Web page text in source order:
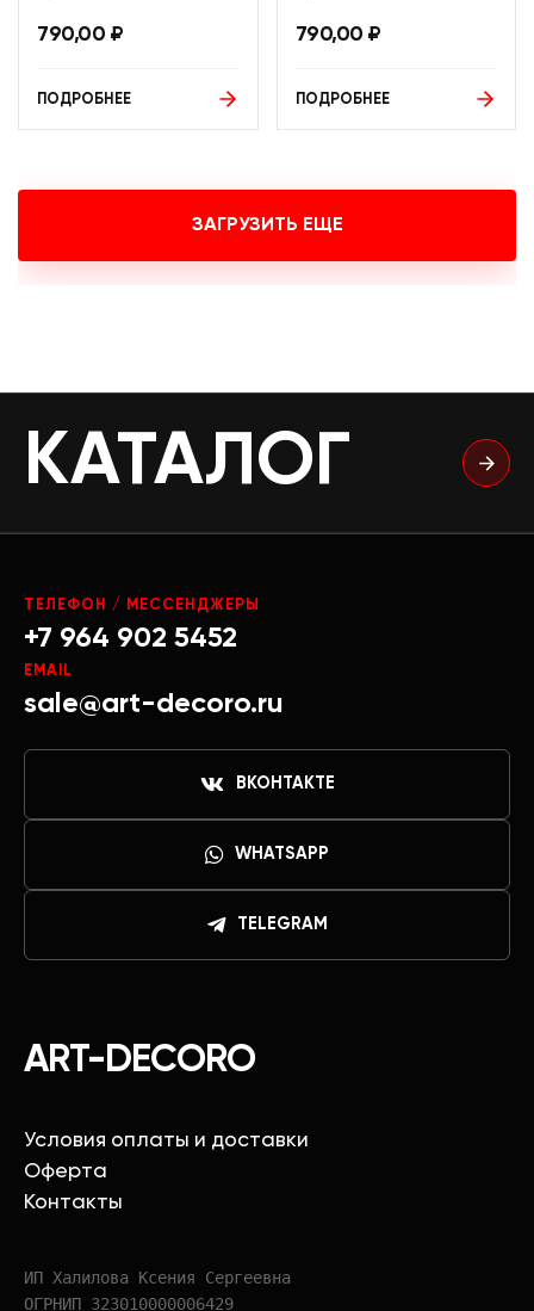
790,00 ₽
ПОДРОБНЕЕ
790,00 ₽
ПОДРОБНЕЕ
ЗАГРУЗИТЬ ЕЩЕ
КАТАЛОГ
ART-DECORO
Условия оплаты и доставки
Оферта
Контакты
ИП Халилова Ксения Сергеевна
ОГРНИП 323010000006429
ТЕЛЕФОН / МЕССЕНДЖЕРЫ
+7 964 902 5452
EMAIL
sale@art-decoro.ru
ВКОНТАКТЕ
WHATSAPP
TELEGRAM